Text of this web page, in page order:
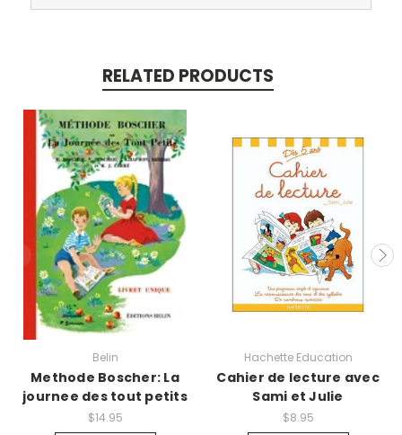
RELATED PRODUCTS
Belin
Methode Boscher: La
journee des tout petits
$14.95
Hachette Education
Cahier de lecture avec
Sami et Julie
$8.95